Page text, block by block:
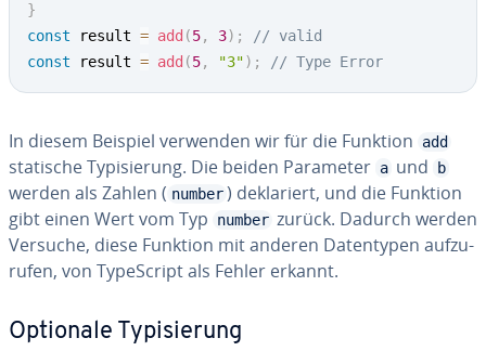
}
const result = add (5, 3) ;
// valid
const result = add (5, "3") ; // Type Error
In diesem Beispiel verwenden wir für die Funktion add
statische Ty­pi­sie­rung. Die beiden Parameter a und b
werden als Zahlen ( number ) de­kla­riert, und die Funktion
gibt einen Wert vom Typ
number zurück. Dadurch werden
Versuche, diese Funktion mit anderen Da­ten­ty­pen auf­zu­
ru­fen, von Ty­pe­Script als Fehler erkannt.
Optionale Ty­pi­sie­rung